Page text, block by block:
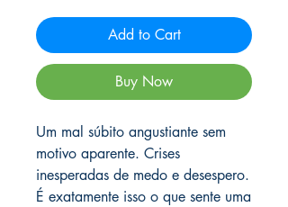
Add to Cart
Buy Now
Um mal súbito angustiante sem
motivo aparente. Crises
inesperadas de medo e desespero.
É exatamente isso o que sente uma